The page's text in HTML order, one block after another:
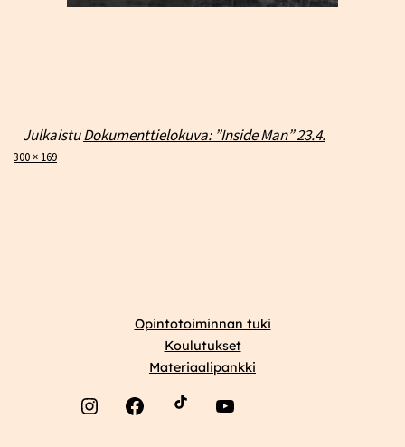
JulkaistuDokumenttielokuva: ”Inside Man” 23.4.
Täysikokoinen
300 × 169
Opintotoiminnan tuki
Koulutukset
Materiaalipankki